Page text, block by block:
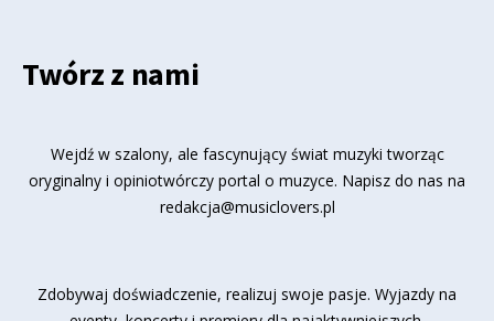
Twórz z nami
Wejdź w szalony, ale fascynujący świat muzyki tworząc
oryginalny i opiniotwórczy portal o muzyce. Napisz do nas na
redakcja@musiclovers.pl
Zdobywaj doświadczenie, realizuj swoje pasje. Wyjazdy na